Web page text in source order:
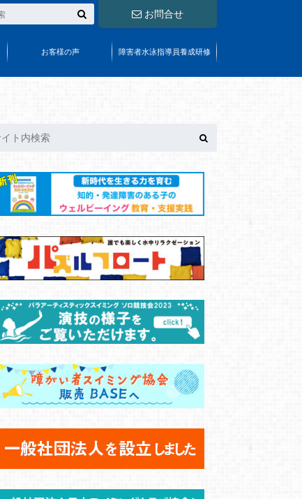
お問合せ
お客様の声 障害者水泳指導員養成研修